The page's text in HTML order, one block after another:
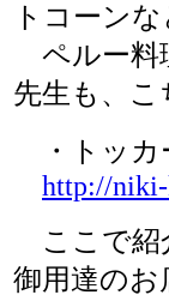
トコーン
ペルー料
先生も、
・トッカ
http://niki-
ここで紹
御用達の